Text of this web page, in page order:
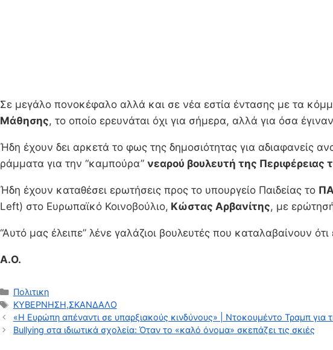
Σε μεγάλο πονοκέφαλο αλλά και σε νέα εστία έντασης με τα
Μάθησης, το οποίο ερευνάται όχι για σήμερα, αλλά για όσα
Ήδη έχουν δει αρκετά το φως της δημοσιότητας για αδιαφανείς
ράμματα για την “καμπούρα” νεαρού βουλευτή της Περιφέρειας
Ήδη έχουν καταθέσει ερωτήσεις προς το υπουργείο Παιδείας το
Left) στο Ευρωπαϊκό Κοινοβούλιο, Κώστας Αρβανίτης, με
“Αυτό μας έλειπε” λένε γαλάζιοι βουλευτές που καταλαβαίνουν
Α.Ο.
Κατηγορίες
Πολιτικη
Ετικέτες
ΚΥΒΕΡΝΗΣΗ,ΣΚΑΝΔΑΛΟ
«Η Ευρώπη απέναντι σε υπαρξιακούς κινδύνους» | Ντοκουμέντο Τραμπ για
Bullying στα ιδιωτικά σχολεία: Όταν το «καλό όνομα» σκεπάζει τις σκιές